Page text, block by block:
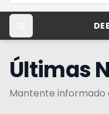
Últimas
Mantente informado